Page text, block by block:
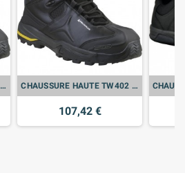
CHAUSSURE HAUTE TW402 S3 HRO NOIRE 43 CHAUSSURE HAUTE TW402 S3 HRO NOIRE 44
107,42 €